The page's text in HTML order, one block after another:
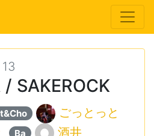
SAKEROCK
ごっとっと
Ba 酒井